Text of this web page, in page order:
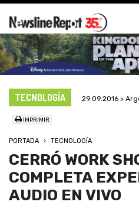
TECNOLOGÍA 29.09.2016 >
IMPRIMIR
PORTADA TECNOLOGÍA
CERRÓ WORK
COMPLETA
AUDIO EN VIVO